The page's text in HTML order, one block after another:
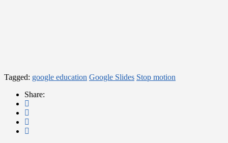
Tagged: google education Google Slides Stop motion
Share: